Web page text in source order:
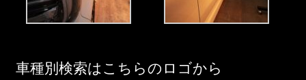
車種別検索はこちらのロゴから